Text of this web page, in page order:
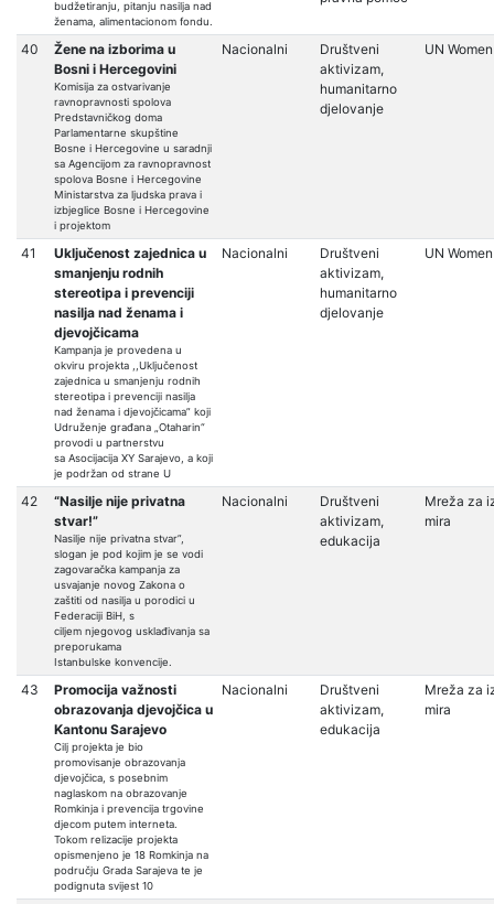
budžetiranju, pitanju nasilja nad
ženama, alimentacionom fondu.
40
Žene na izborima u
Bosni i Hercegovini
Komisija za ostvarivanje
ravnopravnosti spolova
Predstavničkog doma
Parlamentarne skupštine
Bosne i Hercegovine u saradnji
sa Agencijom za ravnopravnost
spolova Bosne i Hercegovine
Ministarstva za ljudska prava i
izbjeglice Bosne i Hercegovine
i projektom
Nacionalni
Društveni
aktivizam,
humanitarno
djelovanje
UN
41
Uključenost zajednica u
smanjenju rodnih
stereotipa i prevenciji
nasilja nad ženama i
djevojčicama
Kampanja je provedena u
okviru projekta ,,Uključenost
zajednica u smanjenju rodnih
stereotipa i prevenciji nasilja
nad ženama i djevojčicama” koji
Udruženje građana „Otaharin“
provodi u partnerstvu
sa Asocijacija XY Sarajevo, a koji
je podržan od strane U
Nacionalni
Društveni
aktivizam,
humanitarno
djelovanje
UN
42
“Nasilje nije privatna
stvar!”
Nasilje nije privatna stvar”,
slogan je pod kojim je se vodi
zagovaračka kampanja za
usvajanje novog Zakona o
zaštiti od nasilja u porodici u
Federaciji BiH, s
ciljem njegovog usklađivanja sa
preporukama
Istanbulske konvencije.
Nacionalni
Društveni
aktivizam,
edukacija
Mreža za
mira
43
Promocija važnosti
obrazovanja djevojčica u
Kantonu Sarajevo
Cilj projekta je bio
promovisanje obrazovanja
djevojčica, s posebnim
naglaskom na obrazovanje
Romkinja i prevencija trgovine
djecom putem interneta.
Tokom relizacije projekta
opismenjeno je 18 Romkinja na
području Grada Sarajeva te je
podignuta svijest 10
Nacionalni
Društveni
aktivizam,
edukacija
Mreža za
mira